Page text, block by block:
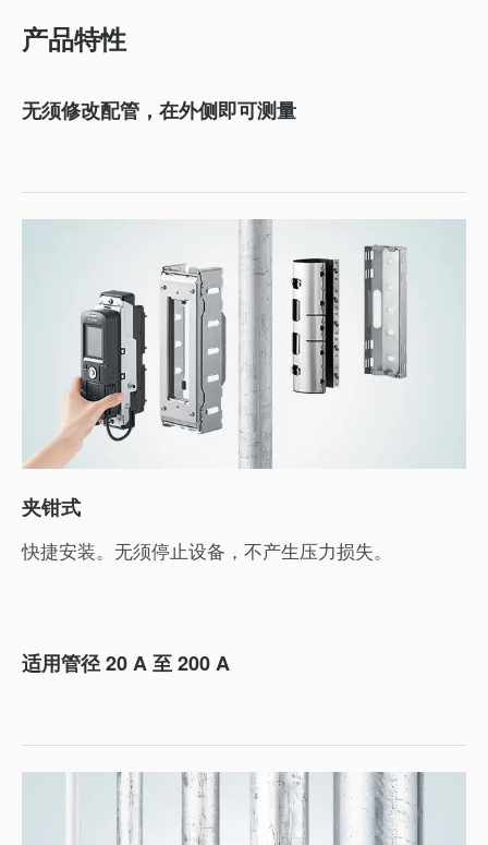
产品特性
无须修改配管，在外侧即可测量
夹钳式
快捷安装。无须停止设备，不产生压力损失。
适用管径 20 A 至 200 A